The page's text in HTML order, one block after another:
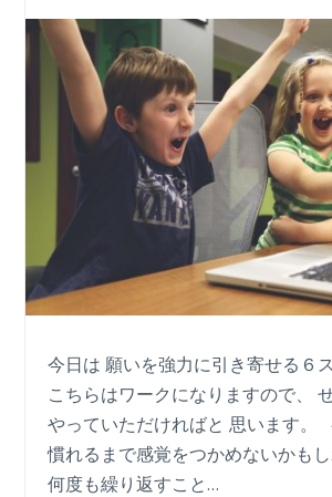
今日は 願いを強力に引き寄せる６
こちらはワークになりますので、
やっていただければと 思います。
慣れるまで感覚をつかめないかもし
何度も繰り返すこと…